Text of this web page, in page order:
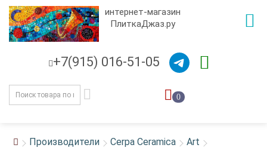
интернет-магазин
ПлиткаДжаз.ру
+7(915) 016-51-05
0
Производители Cerpa Ceramica Art